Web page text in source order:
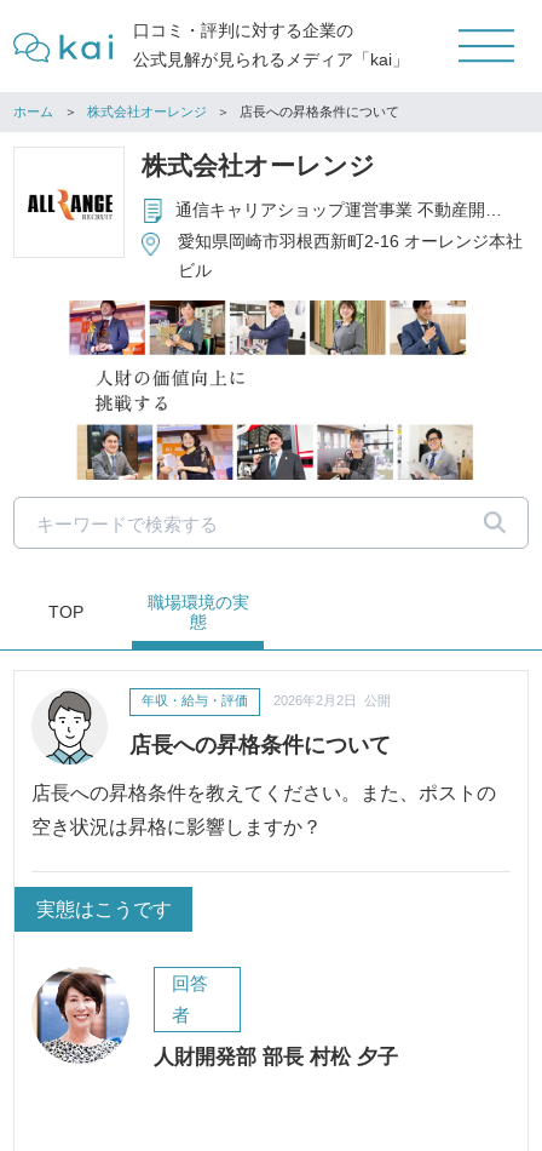
口コミ・評判に対する企業の
公式見解が見られるメディア「kai」
ホーム 株式会社オーレンジ 店長への昇格条件について
株式会社オーレンジ
通信キャリアショップ運営事業 不動産開発事業 再生可能エネルギー事業 レンタル倉庫事業 セルフエステ事業 コインパーキング事業
愛知県岡崎市羽根西新町2-16 オーレンジ本社
ビル
TOP
職場環境の実
態
店長への昇格条件について
年収・給与・評価 2026年2月2日 公開
店長への昇格条件を教えてください。また、ポストの
空き状況は昇格に影響しますか？
実態はこうです
回答
者
人財開発部 部長 村松 夕子